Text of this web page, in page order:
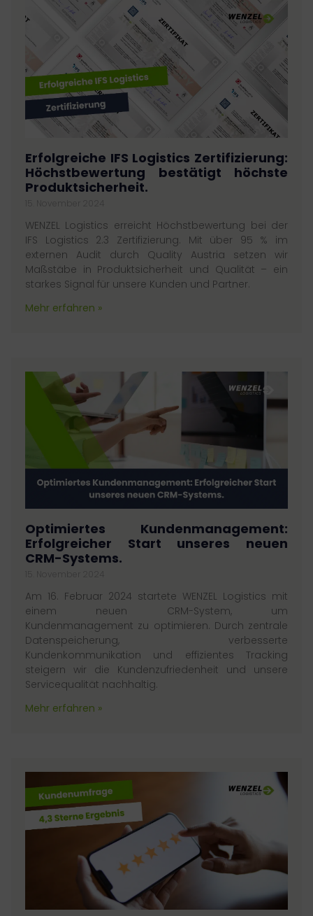
Erfolgreiche IFS Logistics Zertifizierung:
Höchstbewertung bestätigt höchste
Produktsicherheit.
WENZEL Logistics erreicht Höchstbewertung bei der
IFS Logistics 2.3 Zertifizierung. Mit über 95 % im
externen Audit durch Quality Austria setzen wir
Maßstäbe in Produktsicherheit und Qualität – ein
starkes Signal für unsere Kunden und Partner.
Mehr erfahren »
Optimiertes Kundenmanagement:
Erfolgreicher Start unseres neuen
CRM-Systems.
Am 16. Februar 2024 startete WENZEL Logistics mit
einem neuen CRM-System, um
Kundenmanagement zu optimieren. Durch zentrale
Datenspeicherung, verbesserte
Kundenkommunikation und effizientes Tracking
steigern wir die Kundenzufriedenheit und unsere
Servicequalität nachhaltig.
Mehr erfahren »